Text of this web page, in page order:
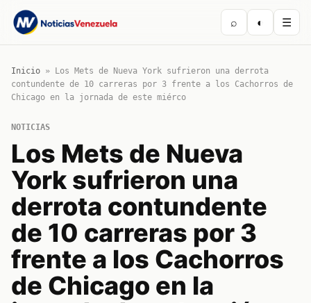
⌕ ◐ ☰
Inicio »
Los Mets de Nueva York sufrieron una derrota
contundente de 10 carreras por 3 frente a los Cachorros de
Chicago en la jornada de este miérco
NOTICIAS
Los Mets de Nueva
York sufrieron una
derrota contundente
de 10 carreras por 3
frente a los Cachorros
de Chicago en la